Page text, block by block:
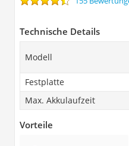
Technische Details
Modell
Festplatte
Max. Akkulaufzeit
Vorteile